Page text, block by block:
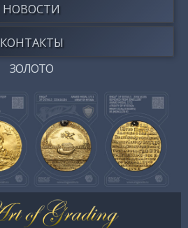
НОВОСТИ
КОНТАКТЫ
ЗОЛОТО